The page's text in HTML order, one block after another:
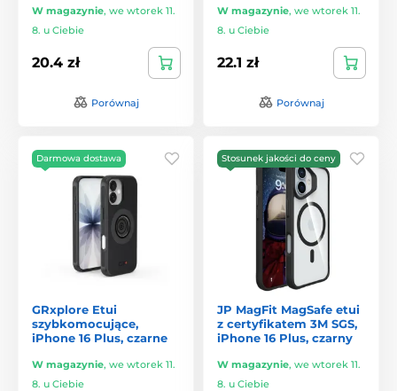
W magazynie, we wtorek 11.
8. u Ciebie
20.4 zł
Porównaj
W magazynie, we wtorek 11.
8. u Ciebie
22.1 zł
Porównaj
Darmowa dostawa
GRxplore Etui
szybkomocujące,
iPhone 16 Plus, czarne
W magazynie, we wtorek 11.
8. u Ciebie
Stosunek jakości do ceny
JP MagFit MagSafe etui
z certyfikatem 3M SGS,
iPhone 16 Plus, czarny
W magazynie, we wtorek 11.
8. u Ciebie